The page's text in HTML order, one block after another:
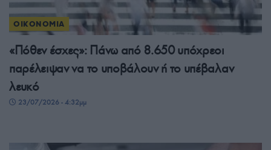
ΟΙΚΟΝΟΜΙΑ
«Πόθεν έσχες»: Πάνω από 8.650 υπόχρεοι
παρέλειψαν να το υποβάλουν ή το υπέβαλαν
λευκό
23/07/2026 - 4:32μμ